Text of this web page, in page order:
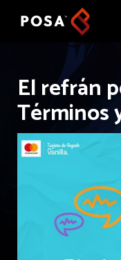
El refrán
Términos